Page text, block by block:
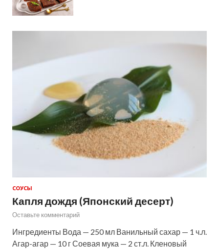
СОУСЫ
Капля дождя (Японский десерт)
Оставьте комментарий
Ингредиенты Вода — 250 мл Ванильный сахар — 1 ч.л.
Агар-агар — 10 г Соевая мука — 2 ст.л. Кленовый